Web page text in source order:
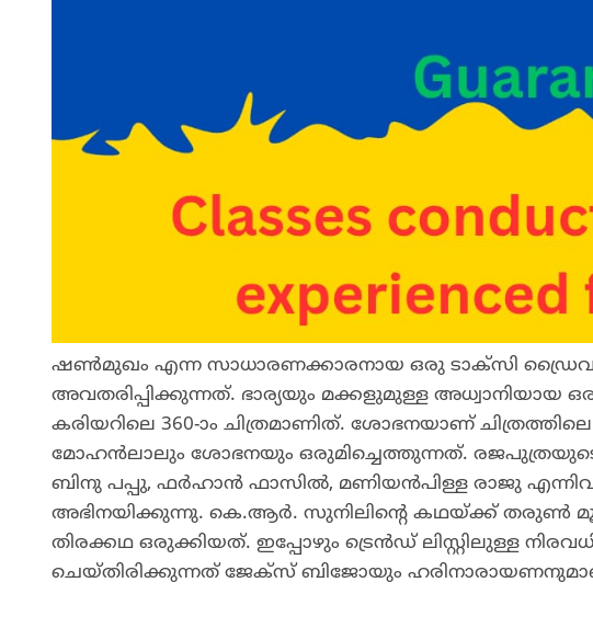
ഷണ്‍മുഖം എന്ന സാധാരണക്കാരനായ ഒരു ടാക്സി
അവതരിപ്പിക്കുന്നത്. ഭാര്യയും മക്കളുമുള്ള
കരിയറിലെ 360-ാം ചിത്രമാണിത്. ശോഭനയാണ്
മോഹന്‍ലാലും ശോഭനയും ഒരുമിച്ചെത്തുന്നത്.
ബിനു പപ്പു, ഫർഹാൻ ഫാസിൽ, മണിയൻപിള്ള രാജു
അഭിനയിക്കുന്നു. കെ.ആര്‍. സുനിലിന്‍റെ കഥയ്ക്ക് തരുണ്‍
തിരക്കഥ ഒരുക്കിയത്. ഇപ്പോഴും ട്രെൻഡ് ലിസ്റ്റിലുള്ള
ചെയ്തിരിക്കുന്നത് ജേക്സ് ബിജോയും